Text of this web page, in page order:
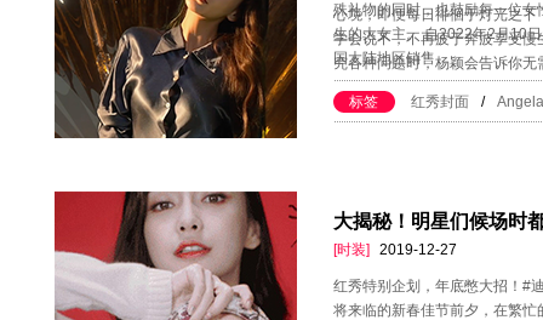
殊礼物的同时，也鼓励每一位
生的大女主。 自2022年2月10
国大陆地区销售
心境，即便每日徘徊于灯光之
学会说不，不再疲于奔波享受
究各种问题时，杨颖会告诉你
标签 红秀封面 /
大揭秘！明星们候场时
[时装] 2019-12-27
红秀特别企划，年底憋大招！#
将来临的新春佳节前夕，在繁